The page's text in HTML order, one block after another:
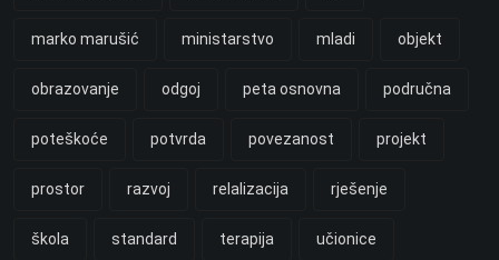
marko marušić ministarstvo mladi objekt
obrazovanje odgoj peta osnovna područna
poteškoće potvrda povezanost projekt
prostor razvoj relalizacija rješenje
škola standard terapija učionice